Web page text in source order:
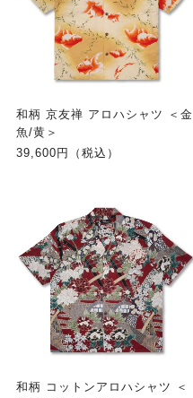
和柄 京友禅 アロハシャツ ＜金
魚/黄＞
39,600円（税込）
和柄 コットンアロハシャツ ＜